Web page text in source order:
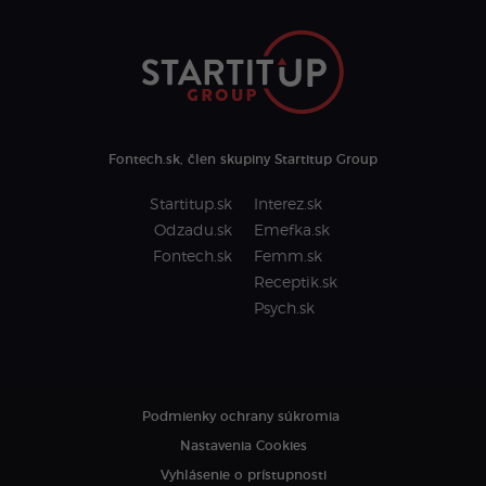
Fontech.sk, člen skupiny Startitup Group
Startitup.sk
Odzadu.sk
Fontech.sk
Interez.sk
Emefka.sk
Femm.sk
Receptik.sk
Psych.sk
Podmienky ochrany súkromia
Nastavenia Cookies
Vyhlásenie o prístupnosti